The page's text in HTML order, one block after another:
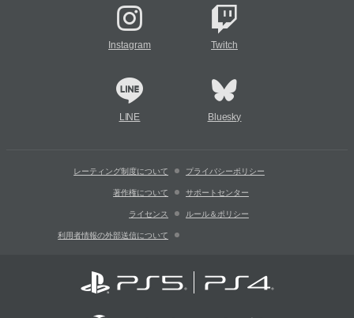
Instagram Twitch
LINE Bluesky
レーティング制度について プライバシーポリシー
著作権について サポートセンター
ライセンス ルール＆ポリシー
利用者情報の外部送信について